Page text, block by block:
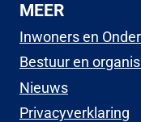
MEER
Inwoners en
Bestuur en
Nieuws
Privacyverklaring